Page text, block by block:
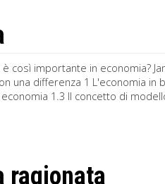
così importante in economia?
una differenza 1 L'economia
1.3 Il concetto di
ragionata